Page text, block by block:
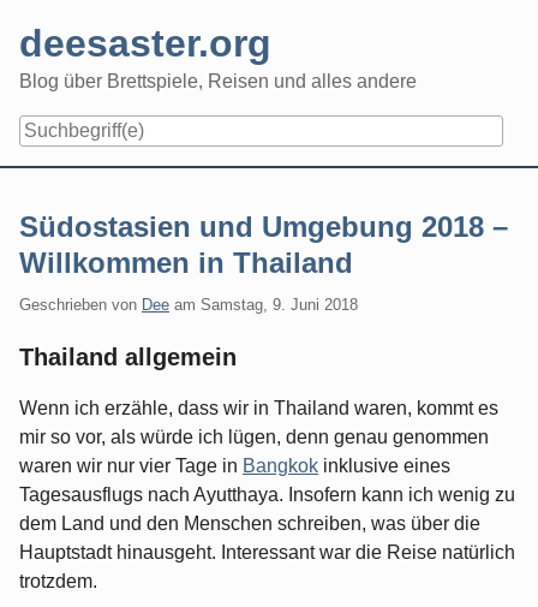
content
deesaster.org
Blog über Brettspiele, Reisen und alles andere
Südostasien und Umgebung 2018 –
Willkommen in Thailand
Geschrieben von Dee am Samstag, 9. Juni 2018
Thailand allgemein
Wenn ich erzähle, dass wir in Thailand waren, kommt es
mir so vor, als würde ich lügen, denn genau genommen
waren wir nur vier Tage in Bangkok inklusive eines
Tagesausflugs nach Ayutthaya. Insofern kann ich wenig zu
dem Land und den Menschen schreiben, was über die
Hauptstadt hinausgeht. Interessant war die Reise natürlich
trotzdem.